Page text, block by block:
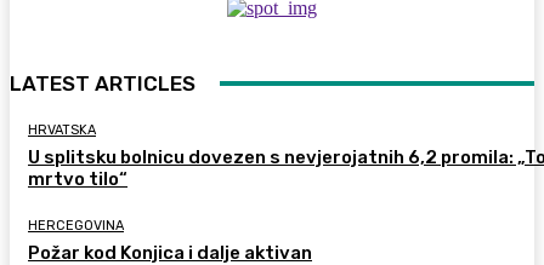
LATEST ARTICLES
HRVATSKA
U splitsku bolnicu dovezen s nevjerojatnih 6,2 promila:
mrtvo tilo“
HERCEGOVINA
Požar kod Konjica i dalje aktivan